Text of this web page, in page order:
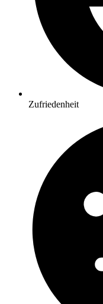
Zufriedenheit